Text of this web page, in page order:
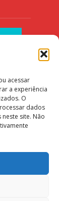
acessar
a experiência
O
dados
site. Não